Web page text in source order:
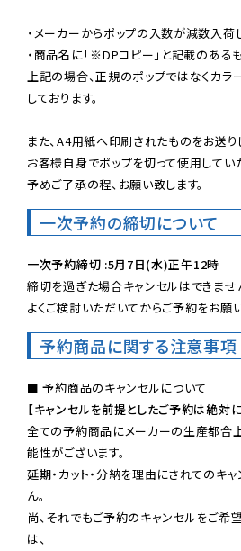
・メーカーからポップの入数が減数入荷
・商品名に「※DPコピー」と記載のある
上記の場合、正規のポップではなくカラ
しております。
また、A4用紙へ印刷されたものをお送り
お客様自身でポップを切って使用してい
予めご了承の程、お願い致します。
一次予約の締切について
一次予約締切 :5月7日(水)正午12時
締切を過ぎた場合キャンセルはできませ
よくご検討いただいてからご予約をお願い
予約商品に関する注意事項
【キャンセルを前提としたご予約は絶対
全ての予約商品にメーカーの生産都合上
能性がございます。
延期・カット・分納を理由にされてのキ
ん。
尚、それでもご予約のキャンセルをご希
は、